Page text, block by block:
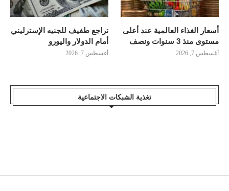
أسعار الغذاء العالمية عند أعلى
مستوى منذ 3 سنوات ونصف
أغسطس 7, 2026
تراجع طفيف للجنيه الإسترليني
أمام الدولار واليورو
أغسطس 7, 2026
تغذية الشبكات الاجتماعية